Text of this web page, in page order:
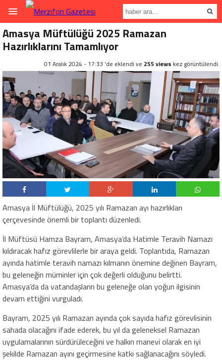
Amasya Müftülüğü 2025 Ramazan
Hazırlıklarını Tamamlıyor
01 Aralık 2024 - 17:33 'de eklendi ve 255 views kez görüntülendi.
Amasya İl Müftülüğü, 2025 yılı Ramazan ayı hazırlıkları
çerçevesinde önemli bir toplantı düzenledi.
İl Müftüsü Hamza Bayram, Amasya’da Hatimle Teravih Namazı
kıldıracak hafız görevlilerle bir araya geldi. Toplantıda, Ramazan
ayında hatimle teravih namazı kılmanın önemine değinen Bayram,
bu geleneğin müminler için çok değerli olduğunu belirtti.
Amasya’da da vatandaşların bu geleneğe olan yoğun ilgisinin
devam ettiğini vurguladı.
Bayram, 2025 yılı Ramazan ayında çok sayıda hafız görevlisinin
sahada olacağını ifade ederek, bu yıl da geleneksel Ramazan
uygulamalarının sürdürüleceğini ve halkın manevi olarak en iyi
şekilde Ramazan ayını geçirmesine katkı sağlanacağını söyledi.